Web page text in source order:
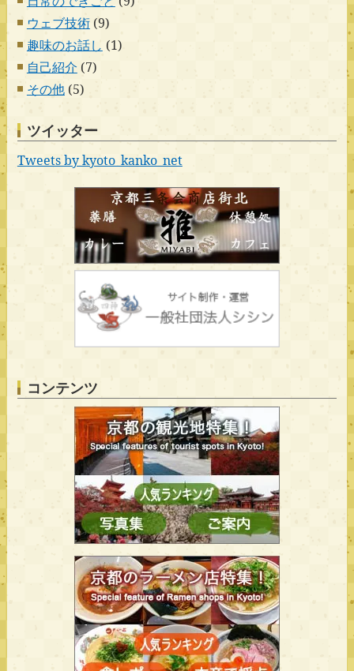
ウェブ技術(9)
趣味のお話し (1)
自己紹介 (7)
その他(5)
ツイッター
Tweets by kyoto_kanko_net
コンテンツ